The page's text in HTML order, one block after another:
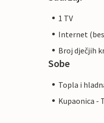
1 TV
Internet
Broj dječjih
Sobe
Topla i
Kupaonica -